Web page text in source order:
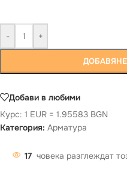
- +
Добави в любими
Курс: 1 EUR = 1.95583 BGN
Категория: Арматура
17 човека разглеждат